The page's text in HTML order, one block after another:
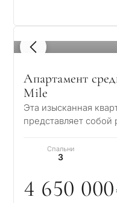
1 / 8
Апартамент
Mile
Эта изысканная
представляет
урбаниза…
Спальни
3
4 650 000